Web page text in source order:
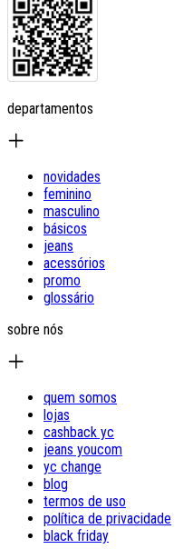
departamentos
novidades
feminino
masculino
básicos
jeans
acessórios
promo
glossário
sobre nós
quem somos
lojas
cashback yc
jeans youcom
yc change
blog
termos de uso
política de privacidade
black friday